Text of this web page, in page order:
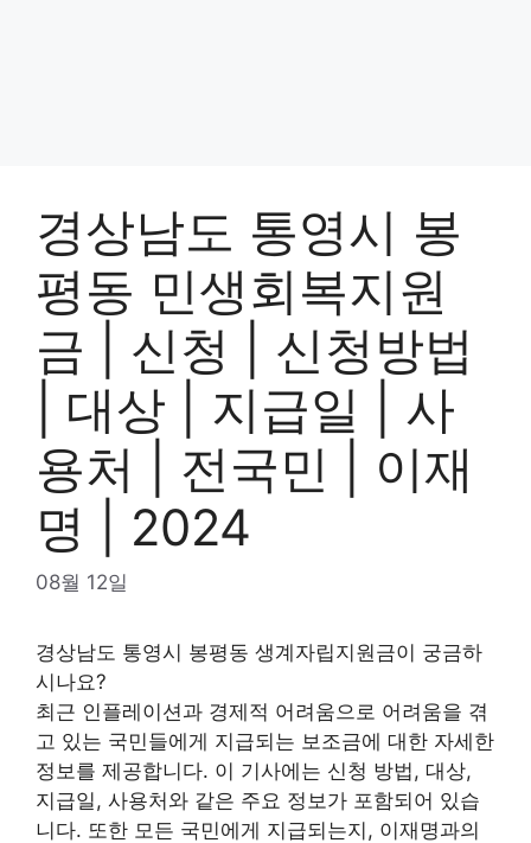
경상남도 통영시 봉
평동 민생회복지원
금 | 신청 | 신청방법
| 대상 | 지급일 | 사
용처 | 전국민 | 이재
명 | 2024
08월 12일
경상남도 통영시 봉평동 생계자립지원금이 궁금하
시나요?
최근 인플레이션과 경제적 어려움으로 어려움을 겪
고 있는 국민들에게 지급되는 보조금에 대한 자세한
정보를 제공합니다. 이 기사에는 신청 방법, 대상,
지급일, 사용처와 같은 주요 정보가 포함되어 있습
니다. 또한 모든 국민에게 지급되는지, 이재명과의